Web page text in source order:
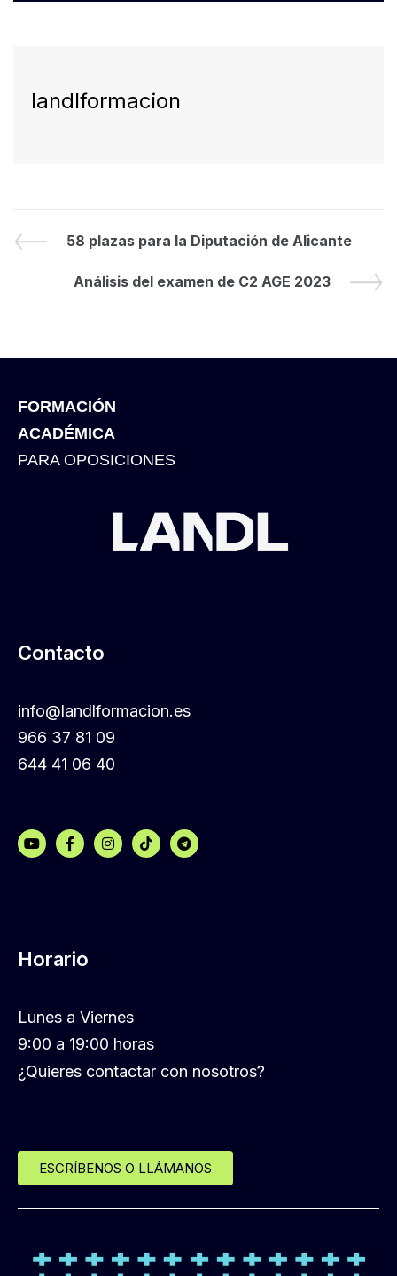
landlformacion
58 plazas para la Diputación de Alicante
Análisis del examen de C2 AGE 2023
FORMACIÓN
ACADÉMICA
PARA OPOSICIONES
Contacto
info@landlformacion.es
966 37 81 09
644 41 06 40
Horario
Lunes a Viernes
9:00 a 19:00 horas
¿Quieres contactar con nosotros?
ESCRÍBENOS O LLÁMANOS